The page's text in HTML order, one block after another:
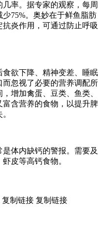
率。据专家的观察，每周
75%。奥妙在于鲜鱼脂肪
炎作用，可通过防止呼吸
欲下降、精神变差、睡眠
忽视了必要的营养调配所
增加禽蛋、豆类、鱼类、
含营养的食物，以提升脾
体内缺钙的警报。需要及
皮等高钙食物。
复制链接 复制链接